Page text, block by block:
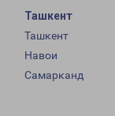
Ташкент
Ташкент
Навои
Самарканд